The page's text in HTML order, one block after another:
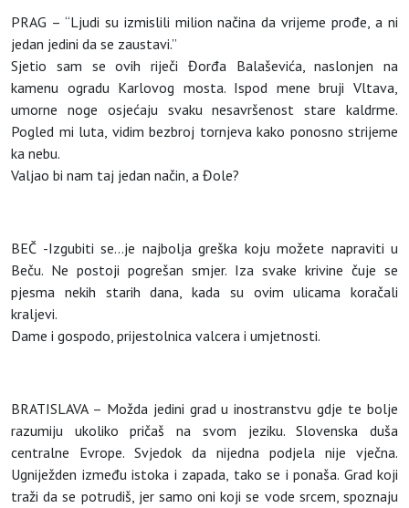
PRAG – “Ljudi su izmislili milion načina da vrijeme prođe, a ni
jedan jedini da se zaustavi.”
Sjetio sam se ovih riječi Đorđa Balaševića, naslonjen na
kamenu ogradu Karlovog mosta. Ispod mene bruji Vltava,
umorne noge osjećaju svaku nesavršenost stare kaldrme.
Pogled mi luta, vidim bezbroj tornjeva kako ponosno strijeme
ka nebu.
Valjao bi nam taj jedan način, a Đole?
BEČ -Izgubiti se…je najbolja greška koju možete napraviti u
Beču. Ne postoji pogrešan smjer. Iza svake krivine čuje se
pjesma nekih starih dana, kada su ovim ulicama koračali
kraljevi.
Dame i gospodo, prijestolnica valcera i umjetnosti.
BRATISLAVA – Možda jedini grad u inostranstvu gdje te bolje
razumiju ukoliko pričaš na svom jeziku. Slovenska duša
centralne Evrope. Svjedok da nijedna podjela nije vječna.
Ugniježden između istoka i zapada, tako se i ponaša. Grad koji
traži da se potrudiš, jer samo oni koji se vode srcem, spoznaju